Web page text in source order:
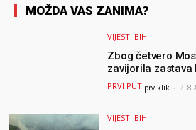
MOŽDA VAS ZANIMA?
VIJESTI BIH
Zbog četvero
zavijorila zastava
olimpijadi, a sada
postao član
PRVI PUT prviklik - 8
VIJESTI BIH